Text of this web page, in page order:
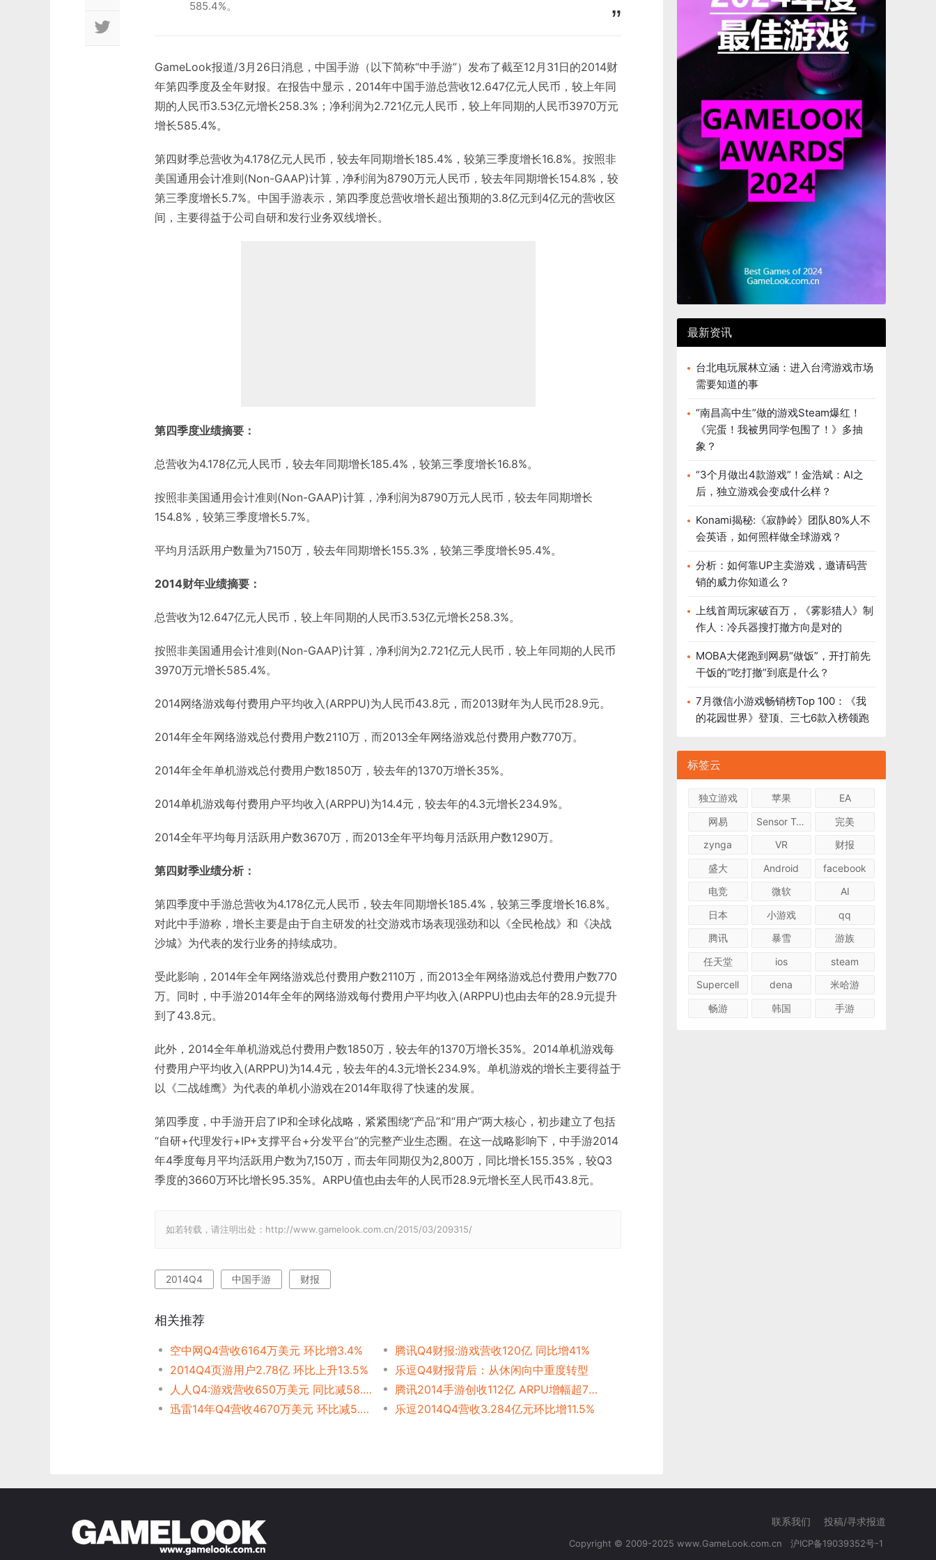
585.4%。
GameLook报道/3月26日消息，中国手游（以下简称“中手游”）发布了截至12月31日的2014财
年第四季度及全年财报。在报告中显示，2014年中国手游总营收12.647亿元人民币，较上年同
期的人民币3.53亿元增长258.3%；净利润为2.721亿元人民币，较上年同期的人民币3970万元
增长585.4%。
第四财季总营收为4.178亿元人民币，较去年同期增长185.4%，较第三季度增长16.8%。按照非
美国通用会计准则(Non-GAAP)计算，净利润为8790万元人民币，较去年同期增长154.8%，较
第三季度增长5.7%。中国手游表示，第四季度总营收增长超出预期的3.8亿元到4亿元的营收区
间，主要得益于公司自研和发行业务双线增长。
第四季度业绩摘要：
总营收为4.178亿元人民币，较去年同期增长185.4%，较第三季度增长16.8%。
按照非美国通用会计准则(Non-GAAP)计算，净利润为8790万元人民币，较去年同期增长
154.8%，较第三季度增长5.7%。
平均月活跃用户数量为7150万，较去年同期增长155.3%，较第三季度增长95.4%。
2014财年业绩摘要：
总营收为12.647亿元人民币，较上年同期的人民币3.53亿元增长258.3%。
按照非美国通用会计准则(Non-GAAP)计算，净利润为2.721亿元人民币，较上年同期的人民币
3970万元增长585.4%。
2014网络游戏每付费用户平均收入(ARPPU)为人民币43.8元，而2013财年为人民币28.9元。
2014年全年网络游戏总付费用户数2110万，而2013全年网络游戏总付费用户数770万。
2014年全年单机游戏总付费用户数1850万，较去年的1370万增长35%。
2014单机游戏每付费用户平均收入(ARPPU)为14.4元，较去年的4.3元增长234.9%。
2014全年平均每月活跃用户数3670万，而2013全年平均每月活跃用户数1290万。
第四财季业绩分析：
第四季度中手游总营收为4.178亿元人民币，较去年同期增长185.4%，较第三季度增长16.8%。
对此中手游称，增长主要是由于自主研发的社交游戏市场表现强劲和以《全民枪战》和《决战
沙城》为代表的发行业务的持续成功。
受此影响，2014年全年网络游戏总付费用户数2110万，而2013全年网络游戏总付费用户数770
万。同时，中手游2014年全年的网络游戏每付费用户平均收入(ARPPU)也由去年的28.9元提升
到了43.8元。
此外，2014全年单机游戏总付费用户数1850万，较去年的1370万增长35%。2014单机游戏每
付费用户平均收入(ARPPU)为14.4元，较去年的4.3元增长234.9%。单机游戏的增长主要得益于
以《二战雄鹰》为代表的单机小游戏在2014年取得了快速的发展。
第四季度，中手游开启了IP和全球化战略，紧紧围绕“产品”和“用户”两大核心，初步建立了包括
“自研+代理发行+IP+支撑平台+分发平台”的完整产业生态圈。在这一战略影响下，中手游2014
年4季度每月平均活跃用户数为7,150万，而去年同期仅为2,800万，同比增长155.35%，较Q3
季度的3660万环比增长95.35%。ARPU值也由去年的人民币28.9元增长至人民币43.8元。
如若转载，请注明出处：http://www.gamelook.com.cn/2015/03/209315/
2014Q4 中国手游 财报
相关推荐
空中网Q4营收6164万美元 环比增3.4%
腾讯Q4财报:游戏营收120亿 同比增41%
2014Q4页游用户2.78亿 环比上升13.5%
乐逗Q4财报背后：从休闲向中重度转型
人人Q4:游戏营收650万美元 同比减58.4%
腾讯2014手游创收112亿 ARPU增幅超7成
迅雷14年Q4营收4670万美元 环比减5.2%
乐逗2014Q4营收3.284亿元环比增11.5%
最新资讯
台北电玩展林立涵：进入台湾游戏市场
需要知道的事
“南昌高中生”做的游戏Steam爆红！
《完蛋！我被男同学包围了！》多抽
象？
“3个月做出4款游戏”！金浩斌：AI之
后，独立游戏会变成什么样？
Konami揭秘:《寂静岭》团队80%人不
会英语，如何照样做全球游戏？
分析：如何靠UP主卖游戏，邀请码营
销的威力你知道么？
上线首周玩家破百万，《雾影猎人》制
作人：冷兵器搜打撤方向是对的
MOBA大佬跑到网易“做饭”，开打前先
干饭的“吃打撤”到底是什么？
7月微信小游戏畅销榜Top 100：《我
的花园世界》登顶、三七6款入榜领跑
标签云
独立游戏 苹果
EA
网易
Sensor Tower
完美
zynga
VR
财报
盛大
Android
facebook
电竞
微软
AI
日本
小游戏
qq
腾讯
暴雪
游族
任天堂
ios
steam
Supercell
dena
米哈游
畅游
韩国 手游
联系我们 投稿/寻求报道
Copyright © 2009-2025 www.GameLook.com.cn 沪ICP备19039352号-1